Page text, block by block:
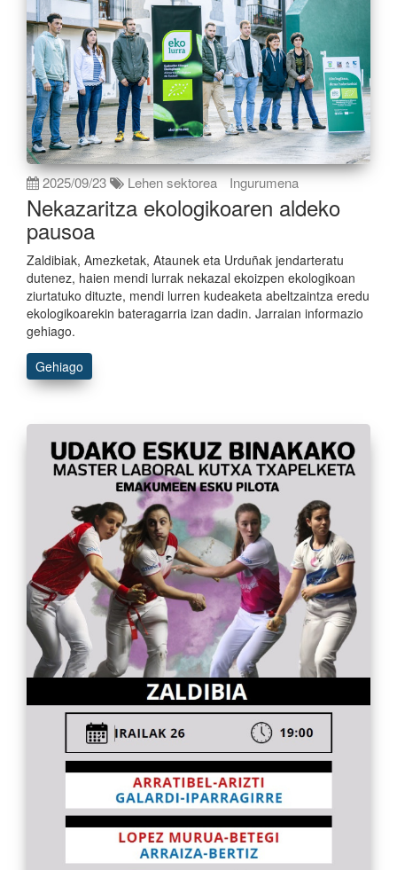
2025/09/23 Lehen sektorea Ingurumena
Nekazaritza ekologikoaren aldeko
pausoa
Zaldibiak, Amezketak, Ataunek eta Urduñak jendarteratu
dutenez, haien mendi lurrak nekazal ekoizpen ekologikoan
ziurtatuko dituzte, mendi lurren kudeaketa abeltzaintza eredu
ekologikoarekin bateragarria izan dadin. Jarraian informazio
gehiago.
Gehiago